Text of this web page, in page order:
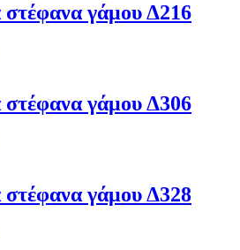
στέφανα γάμου Δ216
στέφανα γάμου Δ306
στέφανα γάμου Δ328